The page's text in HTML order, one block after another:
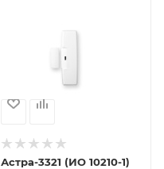
Астра-3321 (ИО 10210-1)